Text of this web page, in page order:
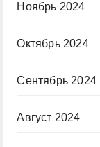
Ноябрь 2024
Октябрь 2024
Сентябрь 2024
Август 2024